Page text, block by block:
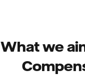
What we